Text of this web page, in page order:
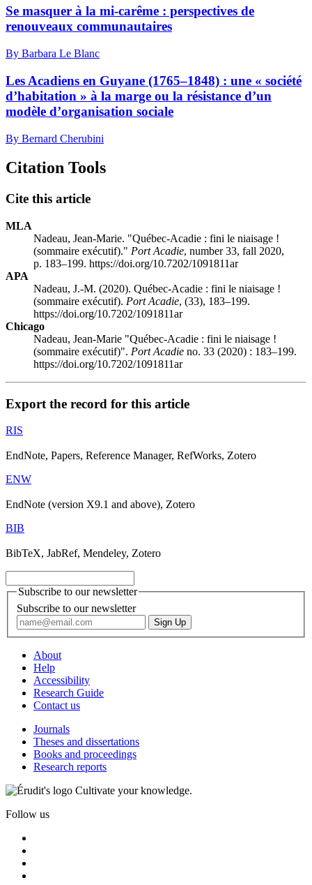
Se masquer à la mi-carême : perspectives de
renouveaux communautaires
By Barbara Le Blanc
Les Acadiens en Guyane (1765–1848) : une « société
d’habitation » à la marge ou la résistance d’un
modèle d’organisation sociale
By Bernard Cherubini
Citation Tools
Cite this article
MLA
Nadeau, Jean-Marie. "Québec-Acadie : fini le niaisage !
(sommaire exécutif)." Port Acadie, number 33, fall 2020,
p. 183–199. https://doi.org/10.7202/1091811ar
APA
Nadeau, J.-M. (2020). Québec-Acadie : fini le niaisage !
(sommaire exécutif). Port Acadie, (33), 183–199.
https://doi.org/10.7202/1091811ar
Chicago
Nadeau, Jean-Marie "Québec-Acadie : fini le niaisage !
(sommaire exécutif)". Port Acadie no. 33 (2020) : 183–199.
https://doi.org/10.7202/1091811ar
Export the record for this article
RIS
EndNote, Papers, Reference Manager, RefWorks, Zotero
ENW
EndNote (version X9.1 and above), Zotero
BIB
BibTeX, JabRef, Mendeley, Zotero
Subscribe to our newsletter
Subscribe to our newsletter
About
Help
Accessibility
Research Guide
Contact us
Journals
Theses and dissertations
Books and proceedings
Research reports
Cultivate your knowledge.
Follow us